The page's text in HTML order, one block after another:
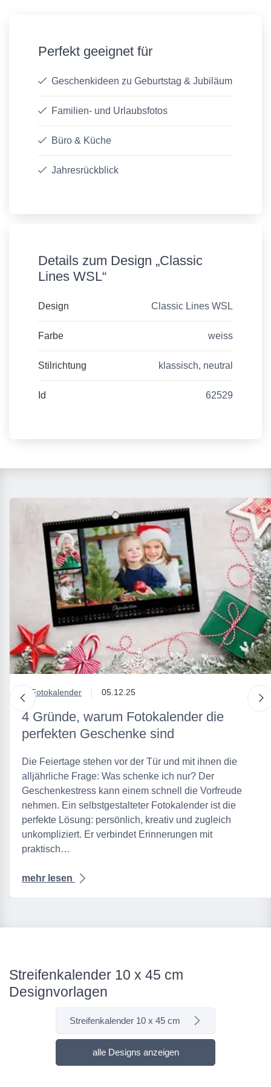
Perfekt geeignet für
Geschenkideen zu Geburtstag & Jubiläum
Familien- und Urlaubsfotos
Büro & Küche
Jahresrückblick
Details zum Design „Classic
Lines WSL“
Design Classic Lines WSL
Farbe weiss
Stilrichtung klassisch, neutral
Id 62529
nach links
in Fotokalender 05.12.25
4 Gründe, warum Fotokalender die
perfekten Geschenke sind
Die Feiertage stehen vor der Tür und mit ihnen die
alljährliche Frage: Was schenke ich nur? Der
Geschenkestress kann einem schnell die Vorfreude
nehmen. Ein selbstgestalteter Fotokalender ist die
perfekte Lösung: persönlich, kreativ und zugleich
unkompliziert. Er verbindet Erinnerungen mit
praktisch…
mehr lesen
Streifenkalender 10 x 45 cm
Designvorlagen
Streifenkalender 10 x 45 cm
alle Designs anzeigen